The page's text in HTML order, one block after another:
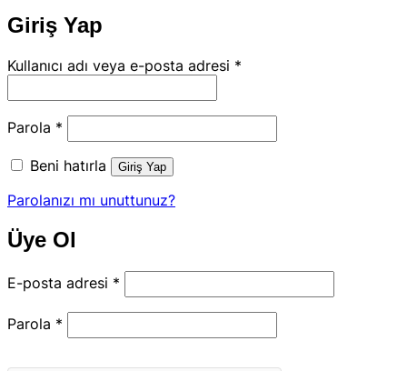
Giriş Yap
Kullanıcı adı veya e-posta adresi *
Parola *
Beni hatırla Giriş Yap
Parolanızı mı unuttunuz?
Üye Ol
E-posta adresi *
Parola *